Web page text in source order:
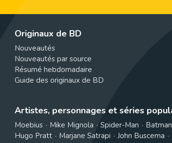
Originaux de BD
Nouveautés
Nouveautés par source
Résumé hebdomadaire
Guide des originaux de BD
Artistes, personnages et séries
Moebius Mike Mignola Spider-Man Batman
Hugo Pratt
Marjane Satrapi John Buscema